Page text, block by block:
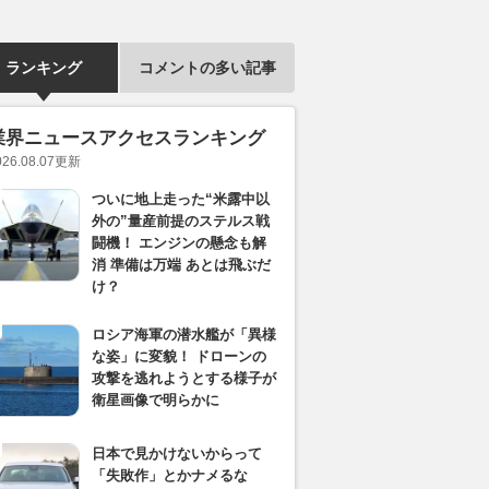
ランキング コメントの多い記事
界ニュースアクセスランキング
更新
ついに地上走った“米露中以
外の”量産前提のステルス戦
闘機！ エンジンの懸念も解
消 準備は万端 あとは飛ぶだ
け？
ロシア海軍の潜水艦が「異様
な姿」に変貌！ ドローンの
攻撃を逃れようとする様子が
衛星画像で明らかに
日本で見かけないからって
「失敗作」とかナメるな